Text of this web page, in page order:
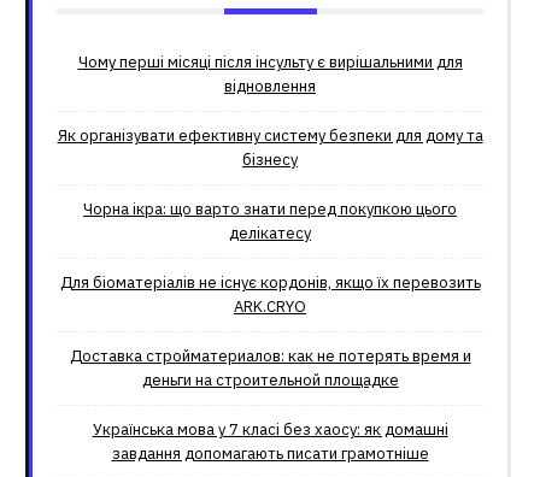
Чому перші місяці після інсульту є вирішальними для
відновлення
Як організувати ефективну систему безпеки для дому та
бізнесу
Чорна ікра: що варто знати перед покупкою цього
делікатесу
Для біоматеріалів не існує кордонів, якщо їх перевозить
ARK.CRYO
Доставка стройматериалов: как не потерять время и
деньги на строительной площадке
Українська мова у 7 класі без хаосу: як домашні
завдання допомагають писати грамотніше